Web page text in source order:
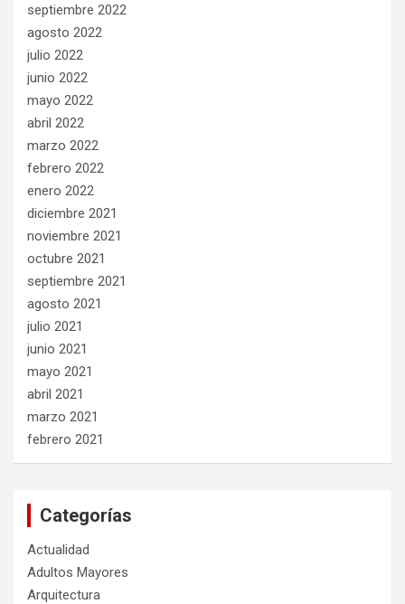
septiembre 2022
agosto 2022
julio 2022
junio 2022
mayo 2022
abril 2022
marzo 2022
febrero 2022
enero 2022
diciembre 2021
noviembre 2021
octubre 2021
septiembre 2021
agosto 2021
julio 2021
junio 2021
mayo 2021
abril 2021
marzo 2021
febrero 2021
Categorías
Actualidad
Adultos Mayores
Arquitectura